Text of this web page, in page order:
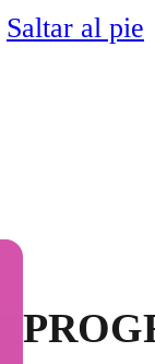
Saltar al pie